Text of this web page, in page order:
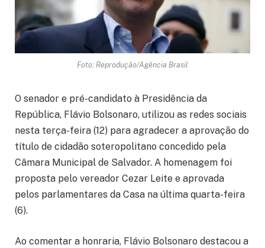
Foto: Reprodução/Agência Brasil
O senador e pré-candidato à Presidência da
República, Flávio Bolsonaro, utilizou as redes sociais
nesta terça-feira (12) para agradecer a aprovação do
título de cidadão soteropolitano concedido pela
Câmara Municipal de Salvador. A homenagem foi
proposta pelo vereador Cezar Leite e aprovada
pelos parlamentares da Casa na última quarta-feira
(6).
Ao comentar a honraria, Flávio Bolsonaro destacou a